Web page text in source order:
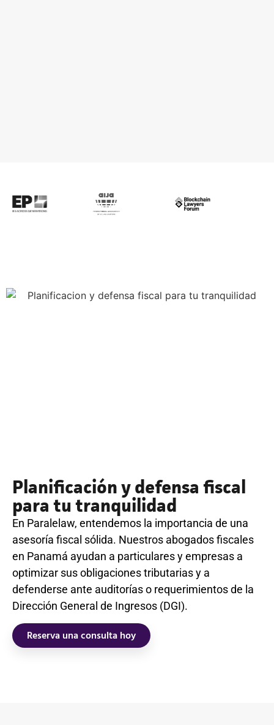
Planificación y defensa fiscal
para tu tranquilidad
En Paralelaw, entendemos la importancia de una
asesoría fiscal sólida. Nuestros abogados fiscales
en Panamá ayudan a particulares y empresas a
optimizar sus obligaciones tributarias y a
defenderse ante auditorías o requerimientos de la
Dirección General de Ingresos (DGI).
Reserva una consulta hoy